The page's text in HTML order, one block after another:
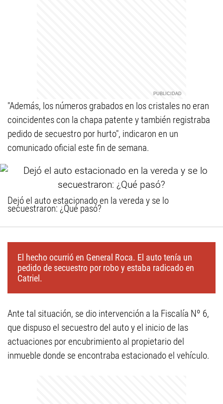
"Además, los números grabados en los cristales no eran
coincidentes con la chapa patente y también registraba
pedido de secuestro por hurto", indicaron en un
comunicado oficial este fin de semana.
Dejó el auto estacionado en la vereda y se lo
secuestraron: ¿Qué pasó?
El hecho ocurrió en General Roca. El auto tenía un
pedido de secuestro por robo y estaba radicado en
Catriel.
Ante tal situación, se dio intervención a la Fiscalía Nº 6,
que dispuso el secuestro del auto y el inicio de las
actuaciones por encubrimiento al propietario del
inmueble donde se encontraba estacionado el vehículo.